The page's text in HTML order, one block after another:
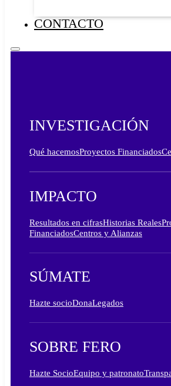
CONTACTO
INVESTIGACIÓN
Qué hacemosProyectos Financiados
IMPACTO
Resultados en cifrasHistorias Reales
FinanciadosCentros y Alianzas
SÚMATE
Hazte socioDonaLegados
SOBRE FERO
Hazte SocioEquipo y patronato